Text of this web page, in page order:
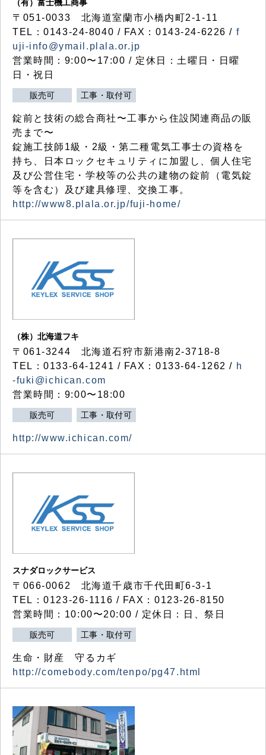
（有）富士機工商事
〒051-0033 北海道室蘭市小橋内町2-1-11
TEL：0143-24-8040 / FAX：0143-24-6226 / f
uji-info@ymail.plala.or.jp
営業時間：9:00〜17:00 / 定休日：土曜日・日曜
日・祝日
販売可 工事・取付可
錠前と技術の総合商社〜工事から住設関連商品の販
売まで〜
錠施工技師1級・2級・第二種電気工事士の資格を
持ち、日本ロックセキュリティに加盟し、個人住宅
及び公営住宅・学校等の公共の建物の錠前（電気錠
等を含む）及び建具修理、交換工事。
http://www8.plala.or.jp/fuji-home/
（株）北海道フキ
〒061-3244 北海道石狩市新港南2-3718-8
TEL：0133-64-1241 / FAX：0133-64-1262 / h
-fuki@ichican.com
営業時間：9:00〜18:00
販売可 工事・取付可
http://www.ichican.com/
スナダロックサービス
〒066-0062 北海道千歳市千代田町6-3-1
TEL：0123-26-1116 / FAX：0123-26-8150
営業時間：10:00〜20:00 / 定休日：日、祭日
販売可 工事・取付可
生命・財産 守るカギ
http://comebody.com/tenpo/pg47.html